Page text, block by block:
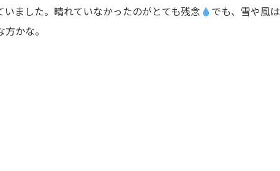
ました。晴れていなかったのがとても残念
でも、雪や風は
かな。